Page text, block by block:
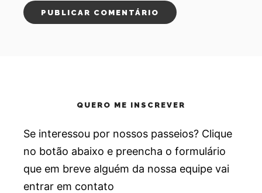
QUERO ME INSCREVER
Se interessou por nossos passeios? Clique
no botão abaixo e preencha o formulário
que em breve alguém da nossa equipe vai
entrar em contato